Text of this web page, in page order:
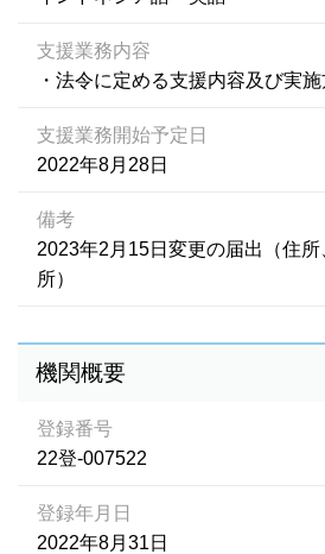
支援業務内容
・法令に定める支援内容及び実
支援業務開始予定日
2022年8月28日
備考
2023年2月15日変更の届出（住
所）
機関概要
登録番号
22登-007522
登録年月日
2022年8月31日